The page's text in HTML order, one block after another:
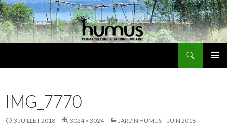
IMG_7770
3 JUILLET 2018 3024 × 3024 JARDIN HUMUS – JUIN 2018